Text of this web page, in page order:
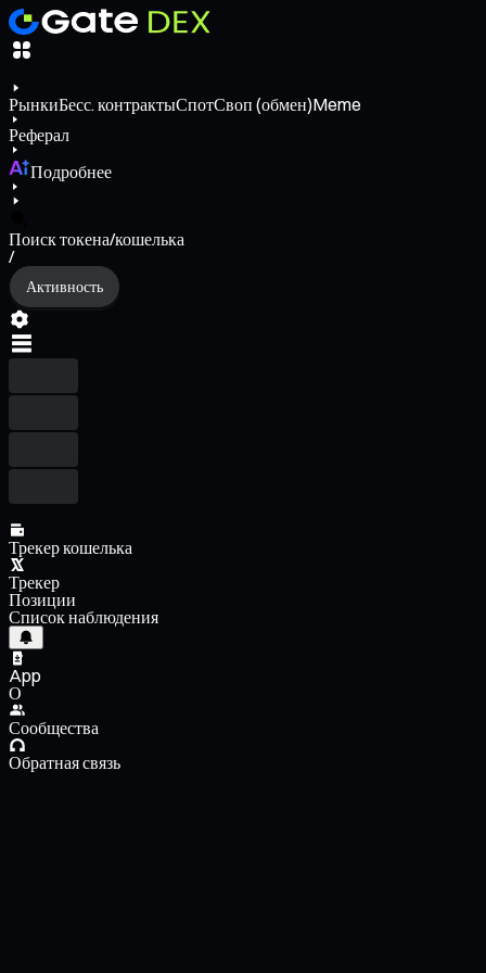
РынкиБесс. контрактыСпотСвоп (обмен)Meme
Реферал
Подробнее
Поиск токена/кошелька
/
Активность
Трекер кошелька
Трекер
Позиции
Список наблюдения
App
О
Сообщества
Обратная связь